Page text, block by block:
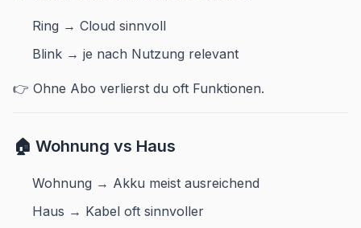
Ring → Cloud sinnvoll
Blink → je nach Nutzung relevant
👉 Ohne Abo verlierst du oft Funktionen.
🏠 Wohnung vs Haus
Wohnung → Akku meist ausreichend
Haus → Kabel oft sinnvoller